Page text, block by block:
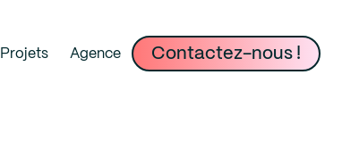
Projets Agence Contactez-nous !